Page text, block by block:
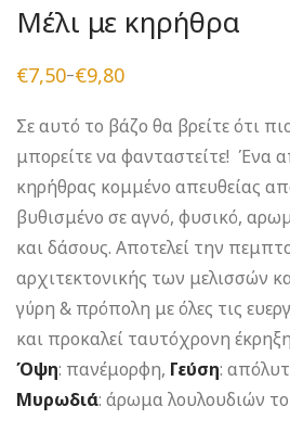
Μέλι με κηρήθρα
€7,50–€9,80
Price
through
Σε αυτό το βάζο θα βρείτε ότι
μπορείτε να φανταστείτε! Ένα
κηρήθρας κομμένο απευθείας
βυθισμένο σε αγνό, φυσικό,
και δάσους. Αποτελεί την
αρχιτεκτονικής των μελισσών
γύρη & πρόπολη με όλες τις
και προκαλεί ταυτόχρονη
Όψη: πανέμορφη, Γεύση:
Μυρωδιά: άρωμα λουλουδιών